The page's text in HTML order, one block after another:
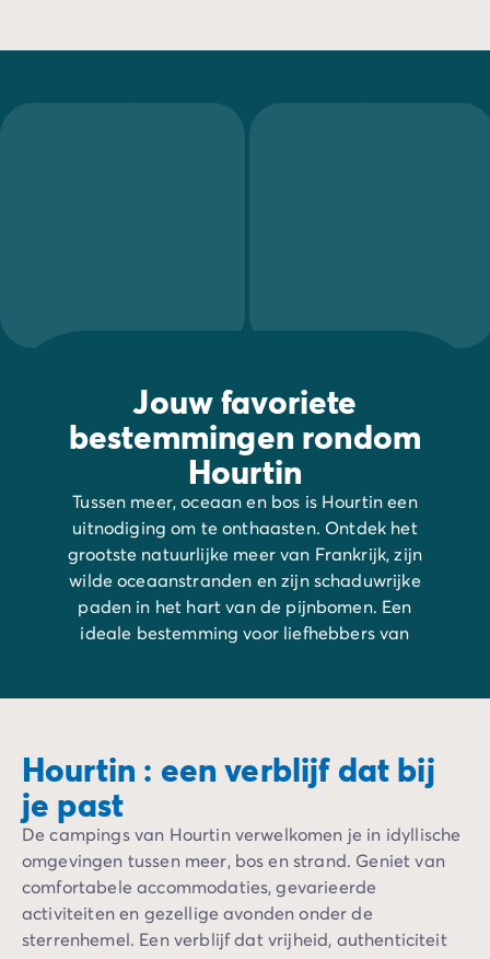
Jouw favoriete
bestemmingen rondom
Hourtin
Tussen meer, oceaan en bos is Hourtin een
uitnodiging om te onthaasten. Ontdek het
grootste natuurlijke meer van Frankrijk, zijn
wilde oceaanstranden en zijn schaduwrijke
paden in het hart van de pijnbomen. Een
ideale bestemming voor liefhebbers van
Hourtin : een verblijf dat bij
je past
De campings van Hourtin verwelkomen je in idyllische
omgevingen tussen meer, bos en strand. Geniet van
comfortabele accommodaties, gevarieerde
activiteiten en gezellige avonden onder de
sterrenhemel. Een verblijf dat vrijheid, authenticiteit